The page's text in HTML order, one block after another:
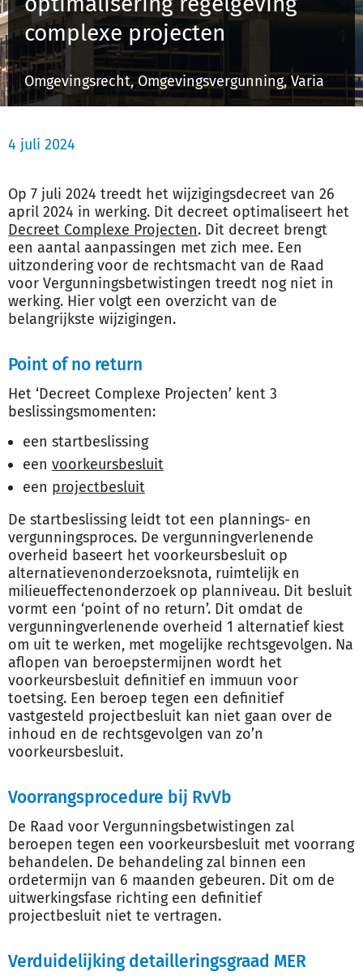
Schulinck Omgevingsrecht Databank
Over ons
Contact
Registreren
complexe projecten
Omgevingsrecht, Omgevingsvergunning, Varia
4 juli 2024
Op 7 juli 2024 treedt het wijzigingsdecreet van 26
april 2024 in werking. Dit decreet optimaliseert het
Decreet Complexe Projecten. Dit decreet brengt
een aantal aanpassingen met zich mee. Een
uitzondering voor de rechtsmacht van de Raad
voor Vergunningsbetwistingen treedt nog niet in
werking. Hier volgt een overzicht van de
belangrijkste wijzigingen.
Point of no return
Het ‘Decreet Complexe Projecten’ kent 3
beslissingsmomenten:
een startbeslissing
een voorkeursbesluit
een projectbesluit
De startbeslissing leidt tot een plannings- en
vergunningsproces. De vergunningverlenende
overheid baseert het voorkeursbesluit op
alternatievenonderzoeksnota, ruimtelijk en
milieueffectenonderzoek op planniveau. Dit besluit
vormt een ‘point of no return’. Dit omdat de
vergunningverlenende overheid 1 alternatief kiest
om uit te werken, met mogelijke rechtsgevolgen. Na
aflopen van beroepstermijnen wordt het
voorkeursbesluit definitief en immuun voor
toetsing. Een beroep tegen een definitief
vastgesteld projectbesluit kan niet gaan over de
inhoud en de rechtsgevolgen van zo’n
voorkeursbesluit.
Voorrangsprocedure bij RvVb
De Raad voor Vergunningsbetwistingen zal
beroepen tegen een voorkeursbesluit met voorrang
behandelen. De behandeling zal binnen een
ordetermijn van 6 maanden gebeuren. Dit om de
uitwerkingsfase richting een definitief
projectbesluit niet te vertragen.
Verduidelijking detailleringsgraad MER